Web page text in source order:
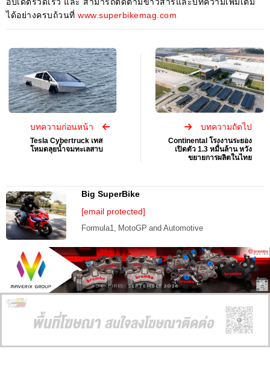
ได้อย่างครบถ้วนที่ www.superbikemag.com
บทความก่อนหน้า
Tesla Cybertruck เทส
โหมดลุยน้ำจมทะเลสาบ
บทความถัดไป
Continental โรงงานระยอง
เปิดตัว 1.3 หมื่นล้าน หวัง
ขยายการผลิตในไทย
Big SuperBike
[email protected]
Formula1, MotoGP and Automotive
AD EXPIRES: SEPTEMBER 2026